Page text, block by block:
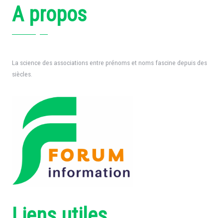
A propos
La science des associations entre prénoms et noms fascine depuis des
siècles.